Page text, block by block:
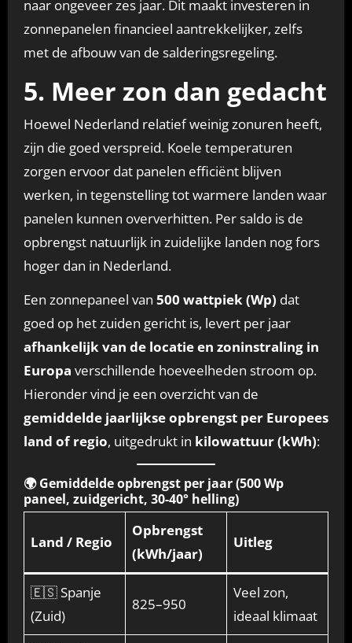
naar ongeveer zes jaar. Dit maakt investeren in
zonnepanelen financieel aantrekkelijker, zelfs
met de afbouw van de salderingsregeling.
5. Meer zon dan gedacht
Hoewel Nederland relatief weinig zonuren heeft,
zijn die goed verspreid. Koele temperaturen
zorgen ervoor dat panelen efficiënt blijven
werken, in tegenstelling tot warmere landen waar
panelen kunnen oververhitten. Per saldo is de
opbrengst natuurlijk in zuidelijke landen nog fors
hoger dan in Nederland.
Een zonnepaneel van 500 wattpiek (Wp) dat
goed op het zuiden gericht is, levert per jaar
afhankelijk van de locatie en zoninstraling in
Europa verschillende hoeveelheden stroom op.
Hieronder vind je een overzicht van de
gemiddelde jaarlijkse opbrengst per Europees
land of regio, uitgedrukt in kilowattuur (kWh):
🌍Gemiddelde opbrengst per jaar (500 Wp
paneel, zuidgericht, 30-40° helling)
Land / Regio
Opbrengst
(kWh/jaar)
Uitleg
🇪🇸 Spanje
(Zuid)
825–950
Veel zon,
ideaal klimaat